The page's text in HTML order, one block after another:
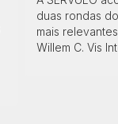
duas rondas
mais
Willem C. Vis